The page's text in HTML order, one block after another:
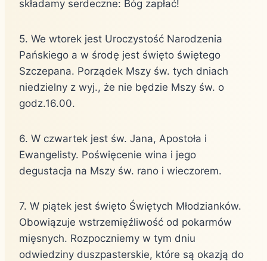
składamy serdeczne: Bóg zapłać!
5. We wtorek jest Uroczystość Narodzenia
Pańskiego a w środę jest święto świętego
Szczepana. Porządek Mszy św. tych dniach
niedzielny z wyj., że nie będzie Mszy św. o
godz.16.00.
6. W czwartek jest św. Jana, Apostoła i
Ewangelisty. Poświęcenie wina i jego
degustacja na Mszy św. rano i wieczorem.
7. W piątek jest święto Świętych Młodzianków.
Obowiązuje wstrzemięźliwość od pokarmów
mięsnych. Rozpoczniemy w tym dniu
odwiedziny duszpasterskie, które są okazją do